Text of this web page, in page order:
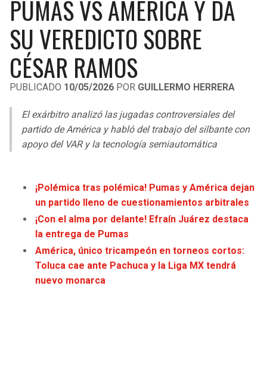
LIGA DE EXPANSIÓN MX
LEAGUES CUP
UEFA EUROPA LEAGUE
UEFA CONFERENCE LEAGUE
MLS
COPA LIBERTADORES
COPA SUDAMERICANA
LIGA BETPLAY
RAIDERS
CHARGERS
RAVENS
STEELERS
TEXANS
COLTS
JAGUARS
CAVALIERS
PISTONS
PACERS
HORNETS
HEAT
MAGIC
WIZARDS
PUMAS VS AMÉRICA Y DA
SU VEREDICTO SOBRE
CÉSAR RAMOS
PUBLICADO 10/05/2026 POR GUILLERMO HERRERA
El exárbitro analizó las jugadas controversiales del
partido de América y habló del trabajo del silbante con
apoyo del VAR y la tecnología semiautomática
¡Polémica tras polémica! Pumas y América dejan
un partido lleno de cuestionamientos arbitrales
¡Con el alma por delante! Efraín Juárez destaca
la entrega de Pumas
América, único tricampeón en torneos cortos:
Toluca cae ante Pachuca y la Liga MX tendrá
nuevo monarca